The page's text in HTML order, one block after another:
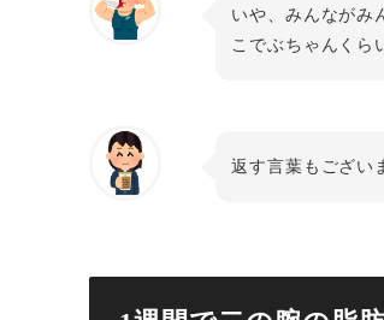
いや、みんながみ
こでぶちゃんくら
返す言葉もござい